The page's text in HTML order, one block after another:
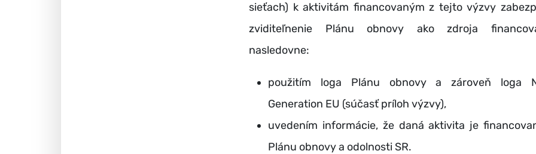
sieťach) k aktivitám financovaným z tejto výzvy
zviditeľnenie Plánu obnovy ako zdroja
nasledovne:
použitím loga Plánu obnovy a zároveň loga
Generation EU (súčasť príloh výzvy),
uvedením informácie, že daná aktivita je
Plánu obnovy a odolnosti SR.